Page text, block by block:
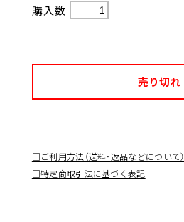
購入数
売り切れ
□ご利用方法（送料・返品などについて）
□特定商取引法に基づく表記